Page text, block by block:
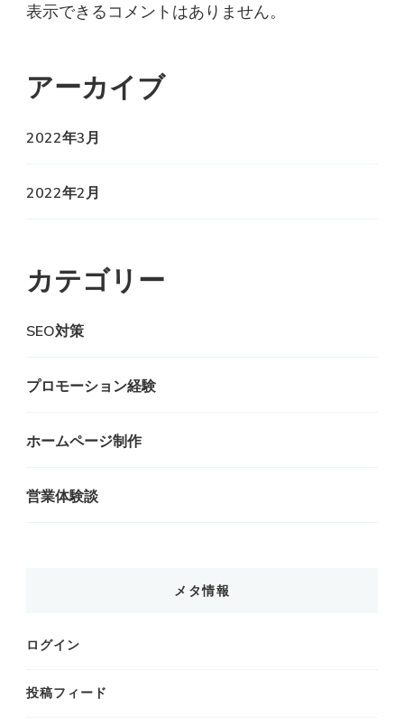
表示できるコメントはありません。
アーカイブ
2022年3月
2022年2月
カテゴリー
SEO対策
プロモーション経験
ホームページ制作
営業体験談
メタ情報
ログイン
投稿フィード